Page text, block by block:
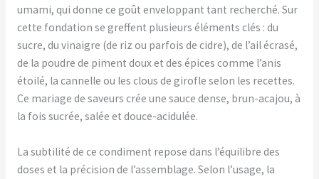
umami, qui donne ce goût enveloppant tant recherché. Sur
cette fondation se greffent plusieurs éléments clés : du
sucre, du vinaigre (de riz ou parfois de cidre), de l’ail écrasé,
de la poudre de piment doux et des épices comme l’anis
étoilé, la cannelle ou les clous de girofle selon les recettes.
Ce mariage de saveurs crée une sauce dense, brun-acajou, à
la fois sucrée, salée et douce-acidulée.
La subtilité de ce condiment repose dans l’équilibre des
doses et la précision de l’assemblage. Selon l’usage, la